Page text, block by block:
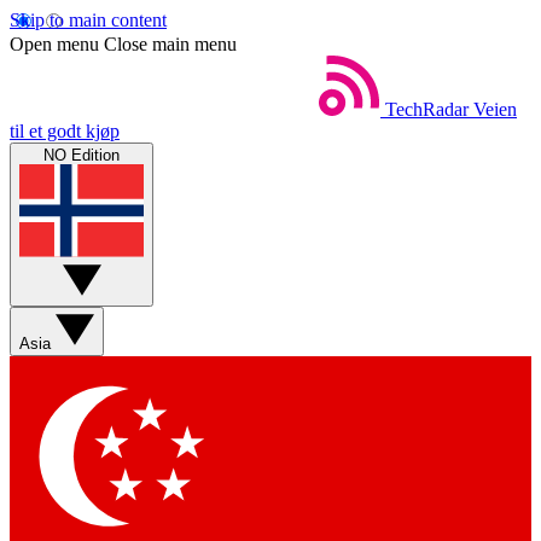
Skip to main content
Open menu Close main menu
TechRadar Veien
til et godt kjøp
NO Edition
Asia